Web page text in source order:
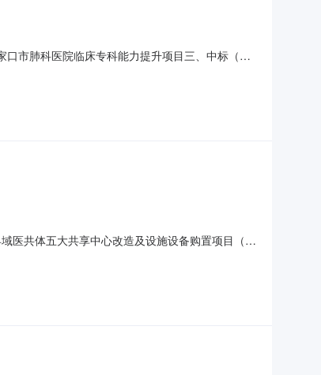
市肺科医院临床专科能力提升项目三、中标（成
电子支气管镜超声系统、彩色多普勒超声诊断系
医共体五大共享中心改造及设施设备购置项目（第
所属行业:合同金额:6